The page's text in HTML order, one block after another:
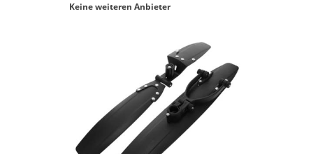
Keine weiteren Anbieter